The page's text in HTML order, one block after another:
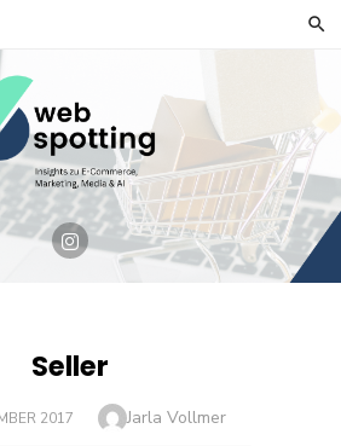
Seller
2017 Author
Jarla Vollmer